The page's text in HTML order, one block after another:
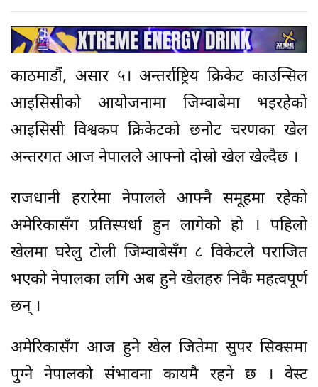
काठमाडौं, असार ५। अन्तर्राष्ट्रिय क्रिकेट काउन्सिल
आइसिसीको आयोजनामा जिम्वाबेमा भइरहेको
आइसिसी विश्वकप क्रिकेटको छनोट चरणका खेल
अन्तरगत आज नेपालले आफ्नो दोस्रो खेल खेल्दैछ ।
राजधानी हरारेमा नेपालले आफ्नै समूहमा रहेको
अमेरिकासँग प्रतिस्पर्धा हुन लागेको हो । पहिलो
खेलमा घरेलु टोली जिम्वाबेसँग ८ विकेटले पराजित
भएको नेपालका लगि अब हुने खेलहरु निकै महत्वपूर्ण
छन् ।
अमेरिकासँग आज हुने खेल जितेमा सुपर सिक्समा
पुग्ने नेपालको संभावना कायमै रहने छ । वेस्ट